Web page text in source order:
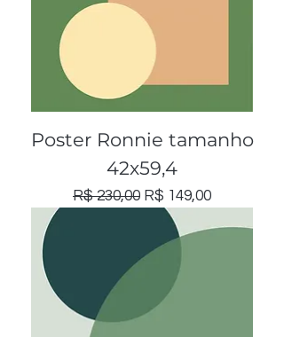
Poster Ronnie tamanho
42x59,4
Preço normal
R$ 230,00 Preço promocional
R$ 149,00